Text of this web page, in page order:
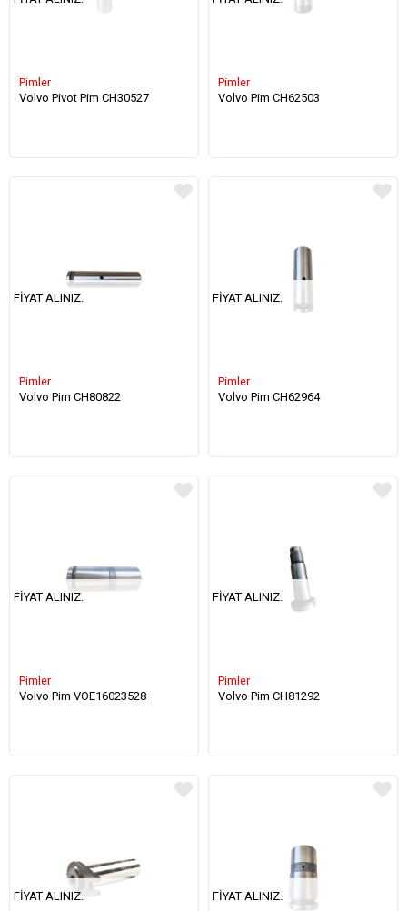
Pimler
Volvo Pivot Pim CH30527
Pimler
Volvo Pim CH62503
Pimler
Volvo Pim CH80822
FIYAT ALINIZ.
Pimler
Volvo Pim CH62964
FIYAT ALINIZ.
Pimler
Volvo Pim VOE16023528
FIYAT ALINIZ.
Pimler
Volvo Pim CH81292
FIYAT ALINIZ.
FIYAT ALINIZ. FIYAT ALINIZ.